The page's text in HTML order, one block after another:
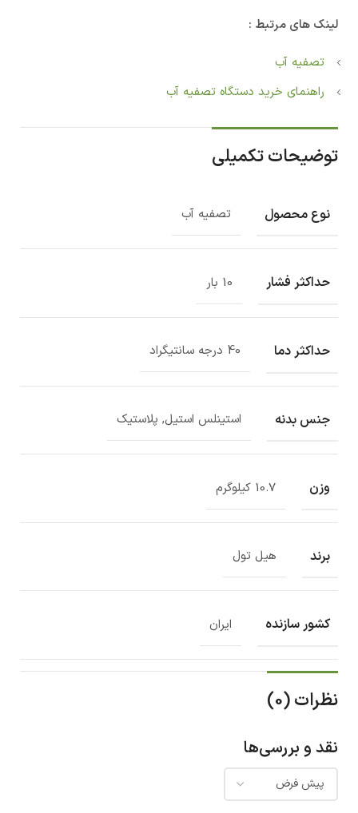
لینک های مرتبط :
تصفیه آب
راهنمای خرید دستگاه تصفیه آب
توضیحات تکمیلی
نوع محصول تصفیه آب
حداکثر فشار 10 بار
حداکثر دما 40 درجه سانتیگراد
جنس بدنه استینلس استیل, پلاستیک
وزن 10.7 کیلوگرم
برند هیل تول
کشور سازنده ایران
نظرات (0)
نقد و بررسی‌ها